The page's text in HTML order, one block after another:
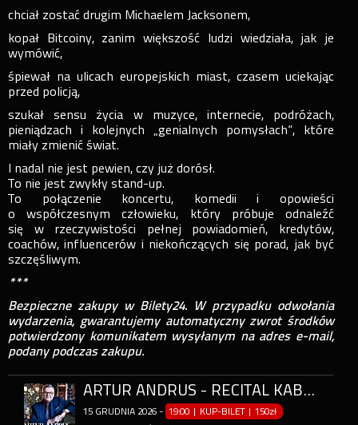
chciał zostać drugim Michaelem Jacksonem,
kopał Bitcoiny, zanim większość ludzi wiedziała, jak je
wymówić,
śpiewał na ulicach europejskich miast, czasem uciekając
przed policją,
szukał sensu życia w muzyce, internecie, podróżach,
pieniądzach i kolejnych „genialnych pomysłach”, które
miały zmienić świat.
I nadal nie jest pewien, czy już dorósł.
To nie jest zwykły stand-up.
To połączenie koncertu, komedii i opowieści
o współczesnym człowieku, który próbuje odnaleźć
się w rzeczywistości pełnej powiadomień, kredytów,
coachów, influencerów i niekończących się porad, jak być
szczęśliwym.
***
Bezpieczne zakupy w Bilety24. W przypadku odwołania
wydarzenia, gwarantujemy automatyczny zwrot środków
potwierdzony komunikatem wysyłanym na adres e-mail,
podany podczas zakupu.
ARTUR ANDRUS - RECITAL KABARETOWY
15 GRUDNIA 2026 - 19:00 | KUP-BILET |150zł